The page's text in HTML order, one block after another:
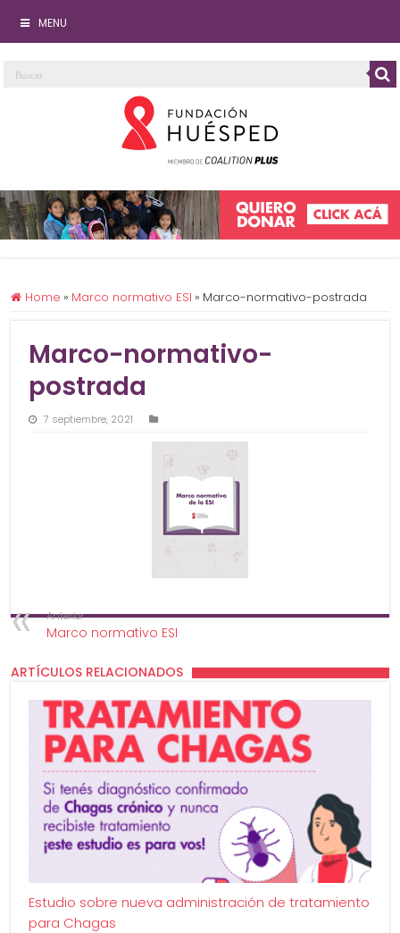
MENU
Home » Marco normativo ESI » Marco-normativo-postrada
Marco-normativo-
postrada
7 septiembre, 2021
Anterior
Marco normativo ESI
ARTÍCULOS RELACIONADOS
Estudio sobre nueva administración de tratamiento
para Chagas